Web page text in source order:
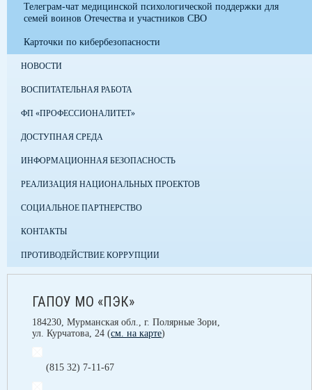
Телеграм-чат медицинской психологической поддержки для
семей воинов Отечества и участников СВО
Карточки по кибербезопасности
НОВОСТИ
ВОСПИТАТЕЛЬНАЯ РАБОТА
ФП «ПРОФЕССИОНАЛИТЕТ»
ДОСТУПНАЯ СРЕДА
ИНФОРМАЦИОННАЯ БЕЗОПАСНОСТЬ
РЕАЛИЗАЦИЯ НАЦИОНАЛЬНЫХ ПРОЕКТОВ
СОЦИАЛЬНОЕ ПАРТНЕРСТВО
КОНТАКТЫ
ПРОТИВОДЕЙСТВИЕ КОРРУПЦИИ
ГАПОУ МО «ПЭК»
184230, Мурманская обл., г. Полярные Зори,
ул. Курчатова, 24 (см. на карте)
(815 32) 7-11-67